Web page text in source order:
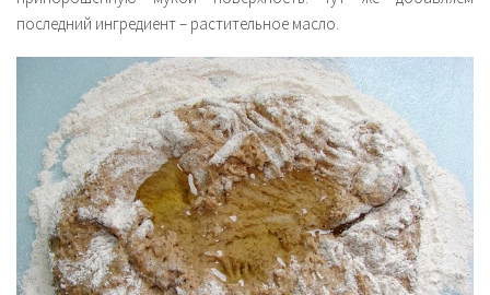
последний ингредиент – растительное масло.